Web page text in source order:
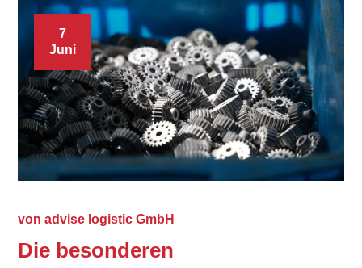
7
Juni
vonadvise logistic GmbH
Die besonderen